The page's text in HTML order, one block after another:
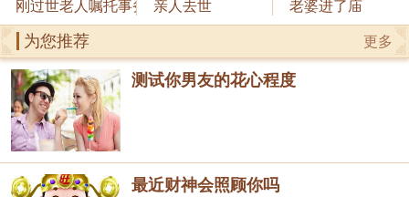
刚过世老人嘱托事务 亲人去世 老婆进了庙
更多
为您推荐
测试你男友的花心程度
最近财神会照顾你吗